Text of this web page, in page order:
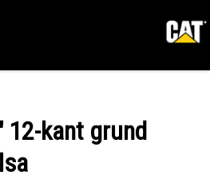
12-kant grund